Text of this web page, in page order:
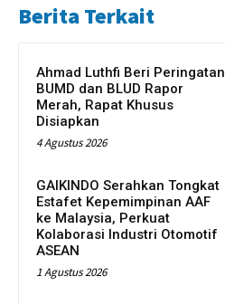
Berita Terkait
Ahmad Luthfi Beri Peringatan
BUMD dan BLUD Rapor
Merah, Rapat Khusus
Disiapkan
4 Agustus 2026
GAIKINDO Serahkan Tongkat
Estafet Kepemimpinan AAF
ke Malaysia, Perkuat
Kolaborasi Industri Otomotif
ASEAN
1 Agustus 2026